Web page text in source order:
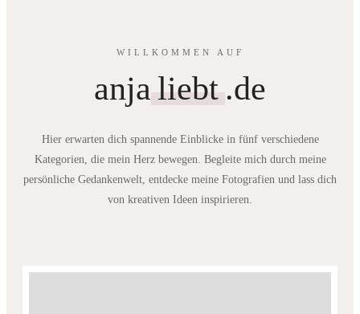
WILLKOMMEN AUF
anja liebt .de
Hier erwarten dich spannende Einblicke in fünf verschiedene
Kategorien, die mein Herz bewegen. Begleite mich durch meine
persönliche Gedankenwelt, entdecke meine Fotografien und lass dich
von kreativen Ideen inspirieren.